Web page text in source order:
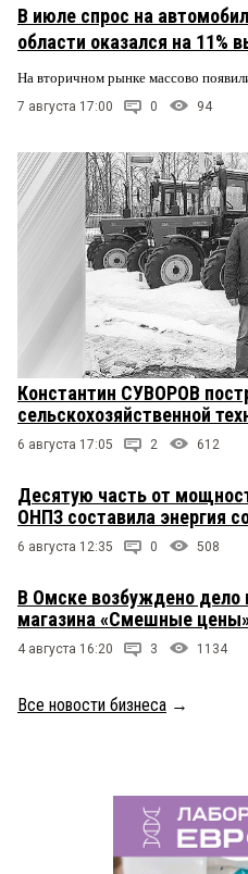
В июле спрос на
области оказался на 11%
На вторичном рынке массово
7 августа 17:00 0 94
Константин СУВОРОВ
сельскохозяйственной
6 августа 17:05 2 612
Десятую часть от
ОНПЗ составила энергия
6 августа 12:35 0 508
В Омске возбуждено дело
магазина «Смешные
4 августа 16:20 3 1134
Все новости бизнеса →